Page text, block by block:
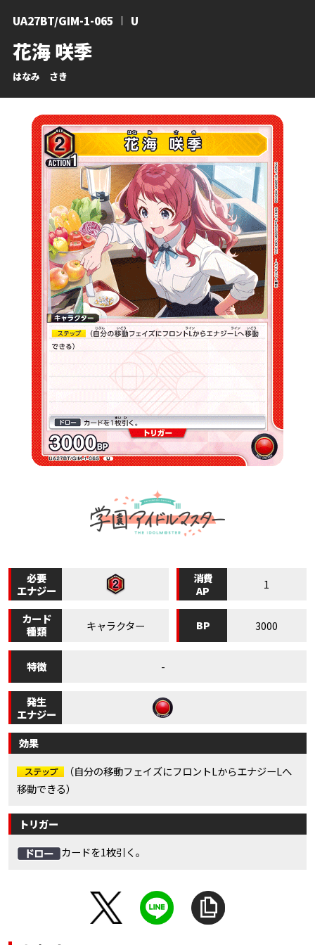
花海 咲季
はなみ さき
UA27BT/GIM-1-065 U
必要
エナジー
消費
AP
1
カード
種類
キャラクター BP 3000
特徴 -
発生
エナジー
効果
（自分の移動フェイズにフロントLからエナジーLへ
移動できる）
トリガー
カードを1枚引く。